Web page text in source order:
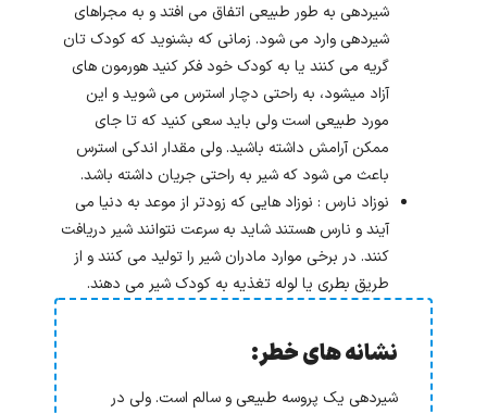
شیردهی به طور طبیعی اتفاق می افتد و به مجراهای
شیردهی وارد می شود. زمانی که بشنوید که کودک تان
گریه می کنند یا به کودک خود فکر کنید هورمون های
آزاد میشود، به راحتی دچار استرس می شوید و این
مورد طبیعی است ولی باید سعی کنید که تا جای
ممکن آرامش داشته باشید. ولی مقدار اندکی استرس
باعث می شود که شیر به راحتی جریان داشته باشد.
نوزاد نارس : نوزاد هایی که زودتر از موعد به دنیا می
آیند و نارس هستند شاید به سرعت نتوانند شیر دریافت
کنند. در برخی موارد مادران شیر را تولید می کنند و از
طریق بطری یا لوله تغذیه به کودک شیر می دهند.
نشانه های خطر:
شیردهی یک پروسه طبیعی و سالم است. ولی در